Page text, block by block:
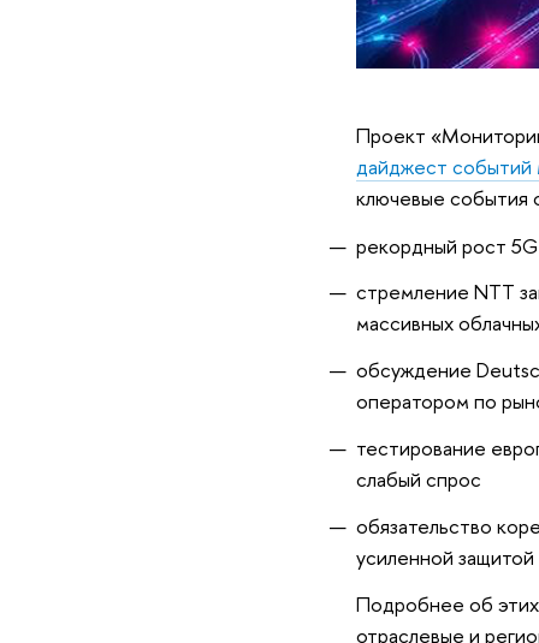
Проект
дайджест событий
ключевые события
рекордный рост
стремление NTT
массивных
обсуждение
оператором по
тестирование
слабый спрос
обязательство
усиленной
Подробнее об
отраслевые и